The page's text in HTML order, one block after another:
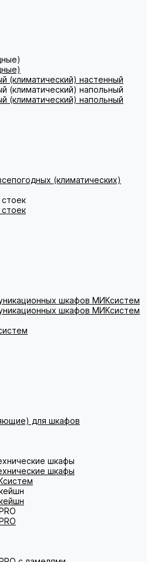
(климатический) настенный
(климатический) напольный
(климатический) напольный
(климатических)
шкафов МИКсистем
шкафов МИКсистем
для шкафов
шкафы
шкафы